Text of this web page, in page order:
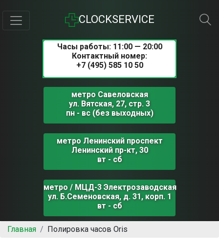
CLOCKSERVICE
Часы работы: 11:00 — 20:00
Контактный номер:
+7 (495) 585 10 50
метро Савеловская
ул. Вятская, 27, стр. 3
пн - вс (без выходных)
метро Ленинский проспект
Ленинский пр-кт, 30
вт - сб
метро / МЦД-3 Электрозаводская
ул. Б.Семеновская, д. 31, корп. 1
вт - сб
Главная Полировка часов Oris